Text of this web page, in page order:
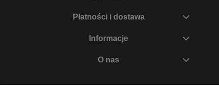
Płatności i dostawa
Informacje
O nas